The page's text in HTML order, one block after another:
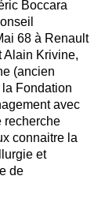
Boccara
68 à Renault
Alain Krivine,
(ancien
la Fondation
avec
recherche
connaitre la
et
de